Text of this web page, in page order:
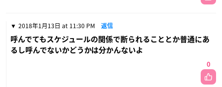
2018年1月13日 at 11:30 PM 返信
呼んでてもスケジュールの関係で断られることとか普通にあ
るし呼んでないかどうかは分かんないよ
0